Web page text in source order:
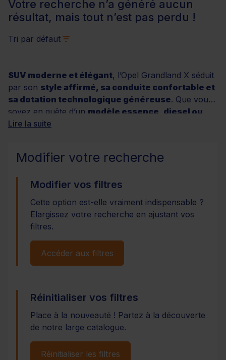
Votre recherche n’a généré aucun
résultat, mais tout n’est pas perdu !
Tri par défaut
SUV moderne et élégant, l’Opel Grandland X séduit
par son style affirmé, sa conduite confortable et
sa dotation technologique généreuse. Que vous
soyez en quête d’un modèle essence, diesel ou
hybride rechargeable
variés,boîtes de vitesses manuelles ou
bénéficient des services exclusifs Distinxion : garantie
possibilités de financement personnalisées. Découvrez
dès maintenant l’ensemble de nos annonces et
trouvez votre Opel Grandland X occasion idéale.
Lire la suite
Modifier votre recherche
Modifier vos filtres
Cette option est-elle vraiment indispensable ?
Elargissez votre recherche en ajustant vos
filtres.
Accéder aux filtres
Réinitialiser vos filtres
Place à la nouveauté ! Partez à la découverte
de notre large catalogue.
Réinitialiser les filtres